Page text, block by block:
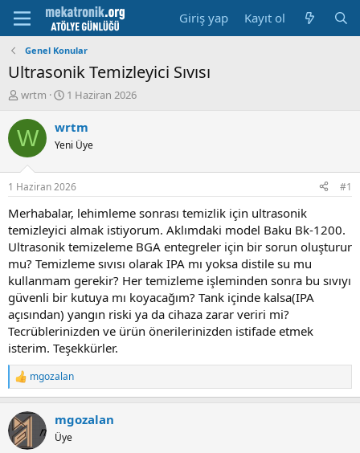
Giriş yap Kayıt ol
Genel Konular
Ultrasonik Temizleyici Sıvısı
K
n
u
u
b
a
ş
a
t
a
n
wrtm
B
ş
a
a
t
a
h
i
1 Haziran 2026
W wrtm
Yeni Üye
1 Haziran 2026 #1
Merhabalar, lehimleme sonrası temizlik için ultrasonik
temizleyici almak istiyorum. Aklımdaki model Baku Bk-1200.
Ultrasonik temizeleme BGA entegreler için bir sorun oluşturur
mu? Temizleme sıvısı olarak IPA mı yoksa distile su mu
kullanmam gerekir? Her temizleme işleminden sonra bu sıvıyı
güvenli bir kutuya mı koyacağım? Tank içinde kalsa(IPA
açısından) yangın riski ya da cihaza zarar veriri mi?
Tecrüblerinizden ve ürün önerilerinizden istifade etmek
isterim. Teşekkürler.
R
e
c
t
i
mgozalan
mgozalan
Üye